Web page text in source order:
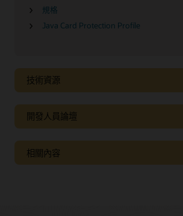
規格
Java Card Protection Profile
技術資源
開發人員論壇
相關內容